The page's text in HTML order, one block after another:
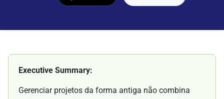
Executive Summary:
Gerenciar projetos da forma antiga não combina